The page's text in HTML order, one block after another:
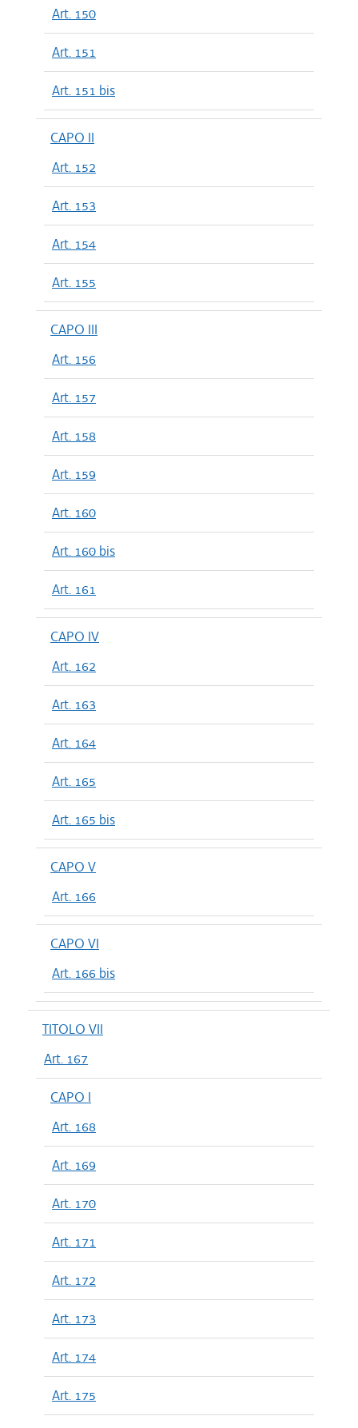
Art. 150
Art. 151
Art. 151 bis
CAPO II
Art. 152
Art. 153
Art. 154
Art. 155
CAPO III
Art. 156
Art. 157
Art. 158
Art. 159
Art. 160
Art. 160 bis
Art. 161
CAPO IV
Art. 162
Art. 163
Art. 164
Art. 165
Art. 165 bis
CAPO V
Art. 166
CAPO VI
Art. 166 bis
TITOLO VII
Art. 167
CAPO I
Art. 168
Art. 169
Art. 170
Art. 171
Art. 172
Art. 173
Art. 174
Art. 175